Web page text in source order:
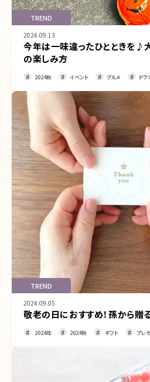
TREND
2024.09.13
今年は一味違ったひとときを♪
の楽しみ方
2024秋 イベント グルメ ドラ
TREND
2024.09.05
敬老の日におすすめ！孫から贈
2024年 2024秋 ギフト プレ